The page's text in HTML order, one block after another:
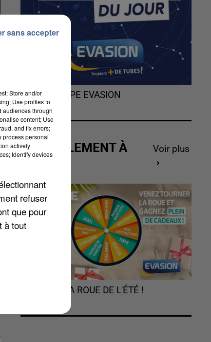
L'HOROSCOPE EVASION
ACTUELLEMENT À
GAGNER
Voir plus
TOURNEZ LA ROUE DE L'ÉTÉ !
Store and/or
Use profiles to
audiences through
content; Use
and fix errors;
process personal
actively
Identify devices
refuser
que pour
à tout
sans accepter